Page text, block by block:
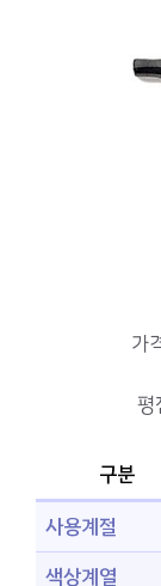
가
구분
사용계절
색상계열